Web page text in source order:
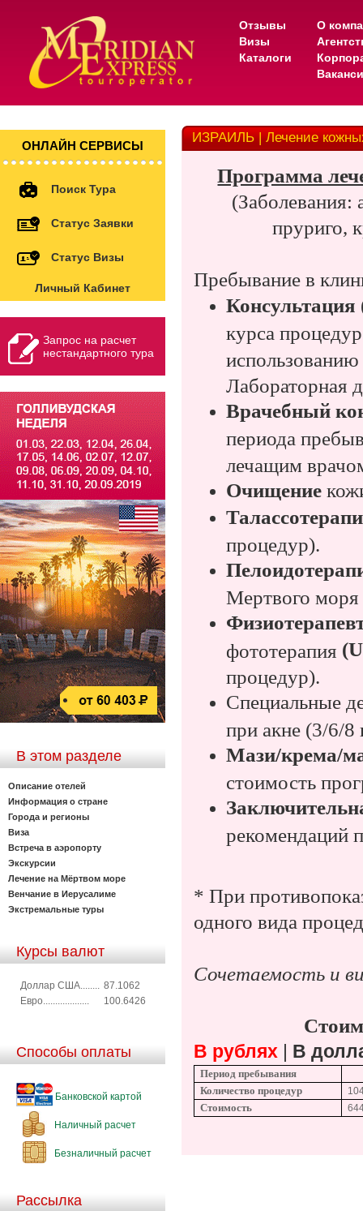
Отзывы
Визы
Каталоги
О
ОНЛАЙН СЕРВИСЫ
Поиск Тура
Статус Заявки
Статус Визы
Личный Кабинет
Запрос на расчет
нестандартного тура
В этом разделе
Описание отелей
Информация о стране
Города и регионы
Виза
Встреча в аэропорту
Экскурсии
Лечение на Мёртвом море
Венчание в Иерусалиме
Экстремальные туры
Курсы валют
Доллар США........ 87.1062
Евро...................
100.6426
Способы оплаты
Банковской картой
Наличный расчет
Безналичный расчет
Рассылка
ИЗРАИЛЬ | Лечение
Программа
(Заболевания:
пруриго,
Пребывание в
Консультация
курса
Лабораторная
Врачебный
периода
лечащим
Очищение
процедур).
Мертвого
фототерапия (
процедур).
Специальные
при акне (3/6/8
Мази/крема/
стоимость
рекомендаций
* При
одного вида
Сочетаемость и
В рублях В
Период пребывания
Количество процедур
Стоимость